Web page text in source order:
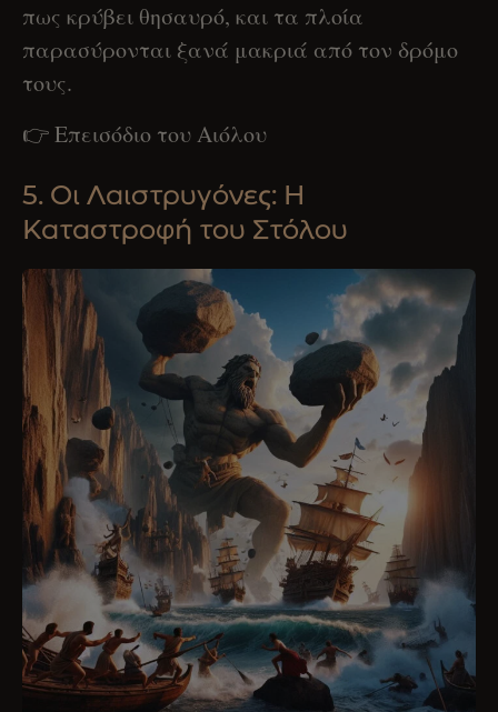
πως κρύβει θησαυρό, και τα πλοία
παρασύρονται ξανά μακριά από τον δρόμο
τους.
👉 Επεισόδιο του Αιόλου
5. Οι Λαιστρυγόνες: Η
Καταστροφή του Στόλου